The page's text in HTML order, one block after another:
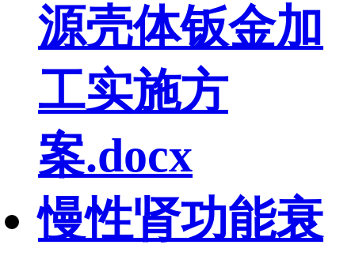
源壳体钣金加
工实施方
案.docx
慢性肾功能衰